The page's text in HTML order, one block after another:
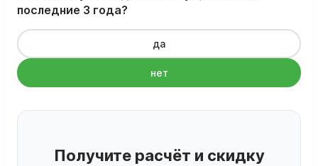
последние 3 года?
да
нет
Получите расчёт и скидку